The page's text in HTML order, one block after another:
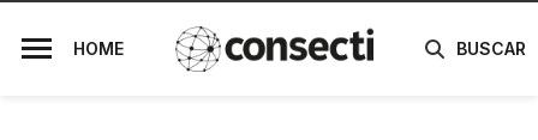
HOME BUSCAR